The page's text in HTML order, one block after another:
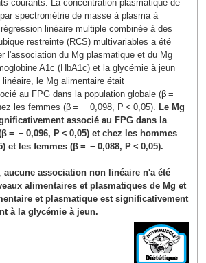
courants. La concentration plasmatique de
spectrométrie de masse à plasma à
linéaire multiple combinée à des
restreinte (RCS) multivariables a été
l'association du Mg plasmatique et du Mg
A1c (HbA1c) et la glycémie à jeun
le Mg alimentaire était
au FPG dans la population globale (β = −
les femmes (β = − 0,098, P < 0,05). Le Mg
associé au FPG dans la
= − 0,096, P < 0,05) et chez les hommes
et les femmes (β = − 0,088, P < 0,05).
aucune association non linéaire n'a été
alimentaires et plasmatiques de Mg et
et plasmatique est significativement
à la glycémie à jeun.